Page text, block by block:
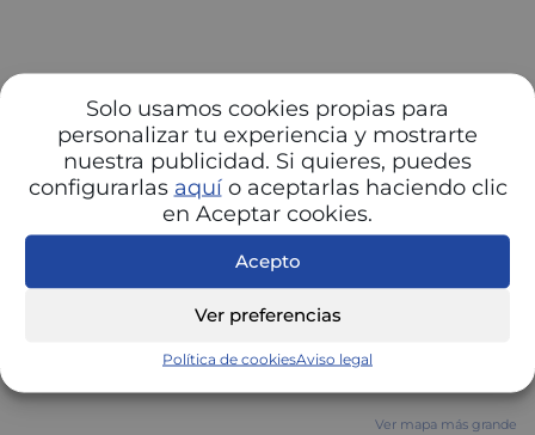
Solo usamos cookies propias para
personalizar tu experiencia y mostrarte
nuestra publicidad. Si quieres, puedes
configurarlas aquío aceptarlas haciendo clic
en Aceptar cookies.
Acepto
Ver preferencias
Política de cookiesAviso legal
Ver mapa más grande